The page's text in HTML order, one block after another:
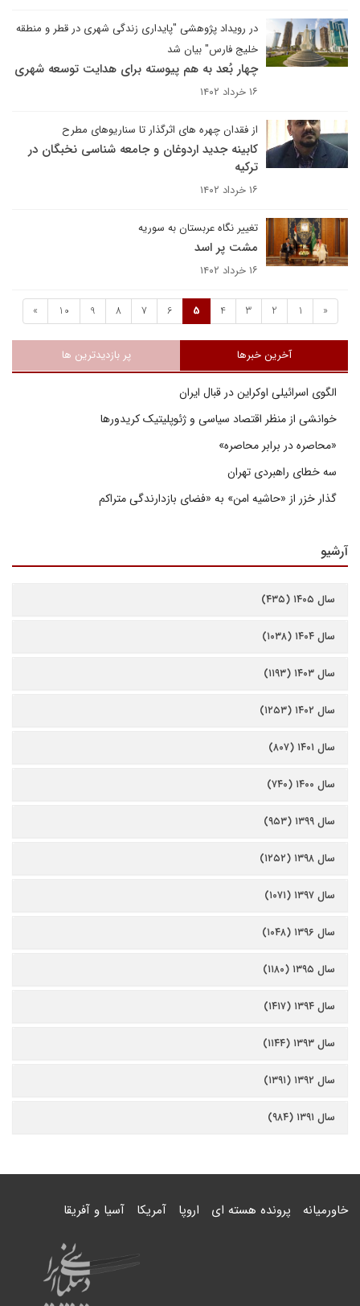
در رویداد پژوهشی "پایداری زندگی شهری در قطر و منطقه
خلیج فارس" بیان شد
چهار بُعد به هم پیوسته برای هدایت توسعه شهری
۱۶ خرداد ۱۴۰۲
از فقدان چهره های اثرگذار تا سناریوهای مطرح
کابینه جدید اردوغان و جامعه شناسی نخبگان در
ترکیه
۱۶ خرداد ۱۴۰۲
تغییر نگاه عربستان به سوریه
مشت پر اسد
۱۶ خرداد ۱۴۰۲
«
1
2
3
4
5
6
7
8
9
10
»
آخرین خبرها پر بازدیدترین ها
الگوی اسرائیلی اوکراین در قبال ایران
خوانشی از منظر اقتصاد سیاسی و ژئوپلیتیک کریدورها
«محاصره در برابر محاصره»
سه خطای راهبردی تهران
گذار خزر از «حاشیه امن» به «فضای بازدارندگی متراکم
آرشیو
سال ۱۴۰۵ (۴۳۵)
سال ۱۴۰۴ (۱۰۳۸)
سال ۱۴۰۳ (۱۱۹۳)
سال ۱۴۰۲ (۱۲۵۳)
سال ۱۴۰۱ (۸۰۷)
سال ۱۴۰۰ (۷۴۰)
سال ۱۳۹۹ (۹۵۳)
سال ۱۳۹۸ (۱۲۵۲)
سال ۱۳۹۷ (۱۰۷۱)
سال ۱۳۹۶ (۱۰۴۸)
سال ۱۳۹۵ (۱۱۸۰)
سال ۱۳۹۴ (۱۴۱۷)
سال ۱۳۹۳ (۱۱۴۴)
سال ۱۳۹۲ (۱۳۹۱)
سال ۱۳۹۱ (۹۸۴)
خاورمیانه پرونده هسته ای اروپا آمریکا آسیا و آفریقا